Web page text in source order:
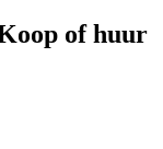
of huur